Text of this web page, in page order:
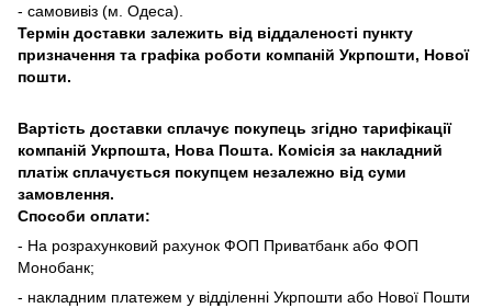
- самовивіз (м. Одеса).
Термін доставки залежить від віддаленості пункту
призначення та графіка роботи компаній Укрпошти, Нової
пошти.
Вартість доставки сплачує покупець згідно тарифікації
компаній Укрпошта, Нова Пошта. Комісія за накладний
платіж сплачується покупцем незалежно від суми
замовлення.
Способи оплати:
- На розрахунковий рахунок ФОП Приватбанк або ФОП
Монобанк;
- накладним платежем у відділенні Укрпошти або Нової Пошти